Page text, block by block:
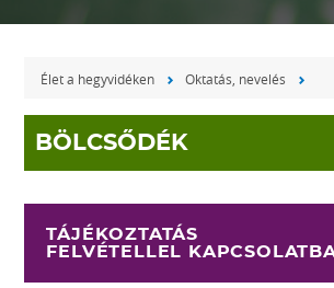
Élet a hegyvidéken Oktatás, nevelés
BÖLCSŐDÉK
TÁJÉKOZTATÁS
FELVÉTELLEL